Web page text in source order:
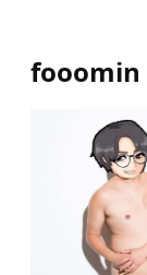
fooomin